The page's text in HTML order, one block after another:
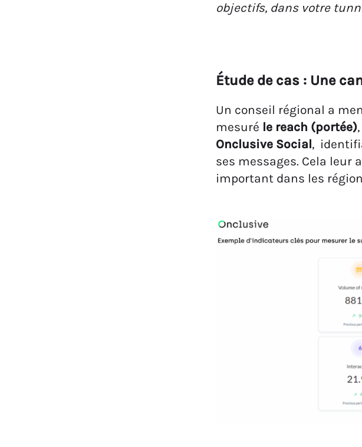
objectifs, dans votre
Étude de cas : Une
Un conseil régional a
mesuré le reach (portée),
Onclusive Social,
ses messages. Cela leur
important dans les